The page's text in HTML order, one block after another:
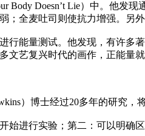
Body Doesn’t Lie）中。他发
全麦吐司则使抗力增强。另
行能量测试。他发现，有许
艺复兴时代的画作，正能量
）博士经过20多年的研究，
进行实验；第二：可以明确